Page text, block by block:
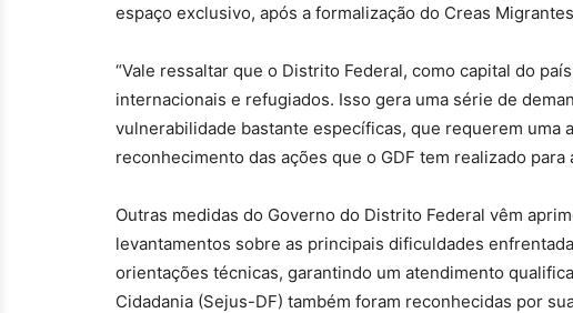
espaço exclusivo, após a formalização do Creas
“Vale ressaltar que o Distrito Federal, como capital do
internacionais e refugiados. Isso gera uma série de
vulnerabilidade bastante específicas, que requerem uma
reconhecimento das ações que o GDF tem realizado para
Outras medidas do Governo do Distrito Federal vêm
levantamentos sobre as principais dificuldades
orientações técnicas, garantindo um atendimento
Cidadania (Sejus-DF) também foram reconhecidas por